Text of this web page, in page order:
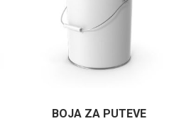
BOJA ZA PUTEVЕ